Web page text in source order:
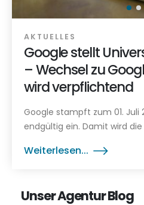
AKTUELLES
Google stellt
– Wechsel zu
wird verpflichtend
Google stampft zum 01. Juli
endgültig ein. Damit wird
Weiterlesen...
Unser Agentur Blog